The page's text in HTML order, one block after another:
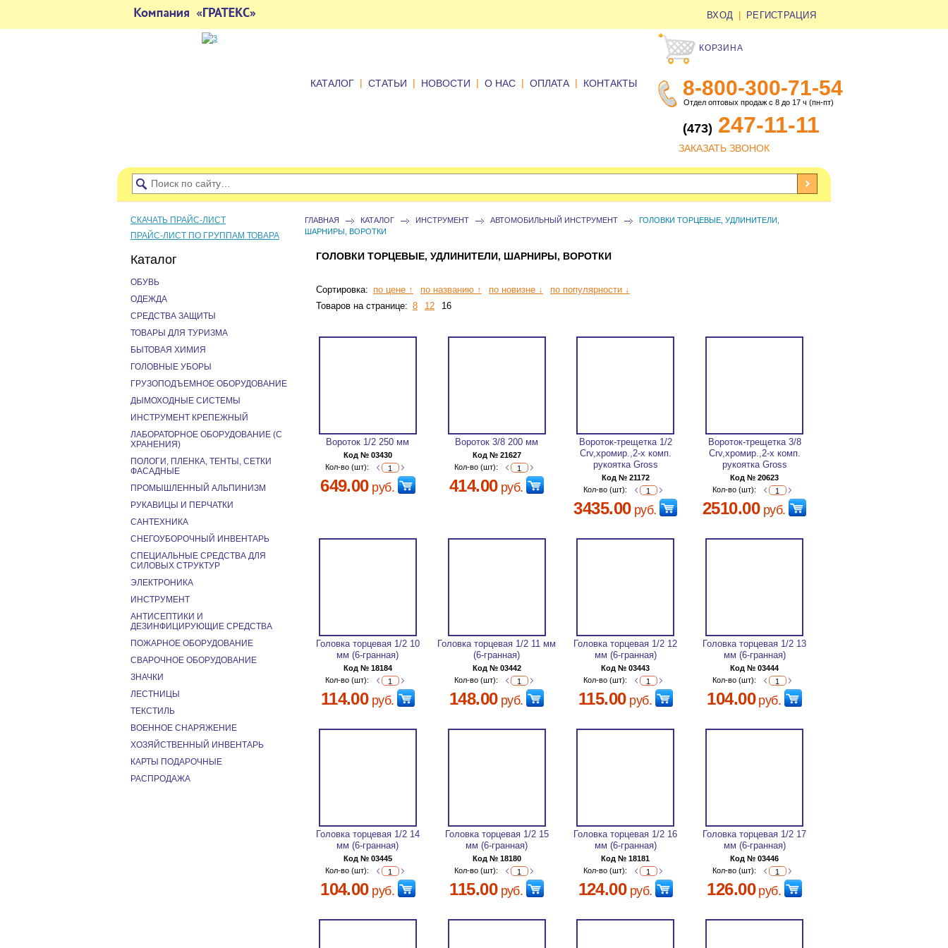
ВХОД РЕГИСТРАЦИЯ
КОРЗИНА
8-800-300-71-54
Отдел оптовых продаж с 8 до 17 ч (пн-пт)
(473) 247-11-11
ЗАКАЗАТЬ ЗВОНОК
КАТАЛОГ | СТАТЬИ | НОВОСТИ | О НАС | ОПЛАТА | КОНТАКТЫ
ГЛАВНАЯ КАТАЛОГ ИНСТРУМЕНТ АВТОМОБИЛЬНЫЙ ИНСТРУМЕНТ
ГОЛОВКИ ТОРЦЕВЫЕ, УДЛИНИТЕЛИ,
ШАРНИРЫ, ВОРОТКИ
ГОЛОВКИ ТОРЦЕВЫЕ, УДЛИНИТЕЛИ, ШАРНИРЫ, ВОРОТКИ
Сортировка: по цене ↑ по названию ↑ по новизне ↓
по популярности ↓
Товаров на странице: 8 12 16
Вороток 1/2 250 мм
Код № 03430
Кол-во (шт):
649.00руб.
Вороток 3/8 200 мм
Код № 21627
Кол-во (шт):
414.00руб.
Вороток-трещетка 1/2
Сrv,хромир.,2-х комп.
рукоятка Gross
Код № 21172
Кол-во (шт):
3435.00руб.
Вороток-трещетка 3/8
Сrv,хромир.,2-х комп.
рукоятка Gross
Код № 20623
Кол-во (шт):
2510.00руб.
Головка торцевая 1/2 10
мм (6-гранная)
Код № 18184
Кол-во (шт):
114.00руб.
Головка торцевая 1/2 11 мм
(6-гранная)
Код № 03442
Кол-во (шт):
148.00руб.
Головка торцевая 1/2 12
мм (6-гранная)
Код № 03443
Кол-во (шт):
115.00руб.
Головка торцевая 1/2 13
мм (6-гранная)
Код № 03444
Кол-во (шт):
104.00руб.
Головка торцевая 1/2 14
мм (6-гранная)
Код № 03445
Кол-во (шт):
104.00руб.
Головка торцевая 1/2 15
мм (6-гранная)
Код № 18180
Кол-во (шт):
115.00руб.
Головка торцевая 1/2 16
мм (6-гранная)
Код № 18181
Кол-во (шт):
124.00руб.
Головка торцевая 1/2 17
мм (6-гранная)
Код № 03446
Кол-во (шт):
126.00руб.
СКАЧАТЬ ПРАЙС-ЛИСТ
ПРАЙС-ЛИСТ ПО ГРУППАМ ТОВАРА
Каталог
ОБУВЬ
ОДЕЖДА
СРЕДСТВА ЗАЩИТЫ
ТОВАРЫ ДЛЯ ТУРИЗМА
БЫТОВАЯ ХИМИЯ
ГОЛОВНЫЕ УБОРЫ
ГРУЗОПОДЪЕМНОЕ ОБОРУДОВАНИЕ
ДЫМОХОДНЫЕ СИСТЕМЫ
ИНСТРУМЕНТ КРЕПЕЖНЫЙ
ЛАБОРАТОРНОЕ ОБОРУДОВАНИЕ (С
ХРАНЕНИЯ)
ПОЛОГИ, ПЛЕНКА, ТЕНТЫ, СЕТКИ
ФАСАДНЫЕ
ПРОМЫШЛЕННЫЙ АЛЬПИНИЗМ
РУКАВИЦЫ И ПЕРЧАТКИ
САНТЕХНИКА
СНЕГОУБОРОЧНЫЙ ИНВЕНТАРЬ
СПЕЦИАЛЬНЫЕ СРЕДСТВА ДЛЯ
СИЛОВЫХ СТРУКТУР
ЭЛЕКТРОНИКА
ИНСТРУМЕНТ
АНТИСЕПТИКИ И
ДЕЗИНФИЦИРУЮЩИЕ СРЕДСТВА
ПОЖАРНОЕ ОБОРУДОВАНИЕ
СВАРОЧНОЕ ОБОРУДОВАНИЕ
ЗНАЧКИ
ЛЕСТНИЦЫ
ТЕКСТИЛЬ
ВОЕННОЕ СНАРЯЖЕНИЕ
ХОЗЯЙСТВЕННЫЙ ИНВЕНТАРЬ
КАРТЫ ПОДАРОЧНЫЕ
РАСПРОДАЖА